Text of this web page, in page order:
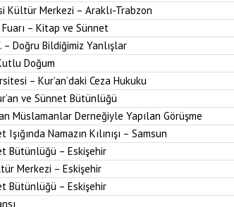
Kültür Merkezi – Araklı-Trabzon
– Kitap ve Sünnet
– Doğru Bildiğimiz Yanlışlar
Doğum
– Kur’an’daki Ceza Hukuku
ve Sünnet Bütünlüğü
Müslamanlar Derneğiyle Yapılan Görüşme
Işığında Namazın Kılınışı – Samsun
Bütünlüğü – Eskişehir
Merkezi – Eskişehir
Bütünlüğü – Eskişehir